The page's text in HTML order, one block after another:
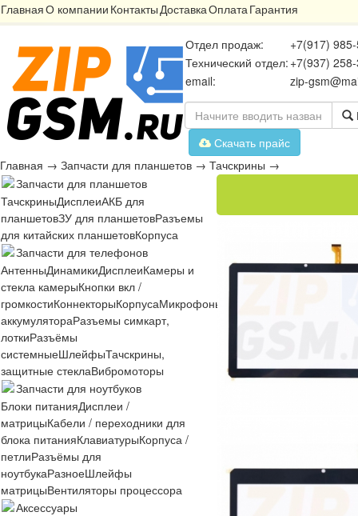
ГлавнаяО компании КонтактыДоставкаОплатаГарантия
Отдел продаж:
+7(917)
Технический отдел: +7(937)
email:
zip-
Скачать прайс
Главная → Запчасти для планшетов → Тачскрины →
Запчасти для планшетов
ТачскриныДисплеиАКБ для
планшетовЗУ для планшетовРазъемы
для китайских планшетовКорпуса
Запчасти для телефонов
АнтенныДинамикиДисплеиКамеры и
стекла камерыКнопки вкл /
громкостиКоннекторыКорпусаМикрофоны Микросхемы
аккумулятораРазъемы симкарт,
лоткиРазъёмы
системныеШлейфыТачскрины,
защитные стеклаВибромоторы
Запчасти для ноутбуков
Блоки питанияДисплеи /
матрицыКабели / переходники для
блока питанияКлавиатурыКорпуса /
петлиРазъёмы для
ноутбукаРазноеШлейфы
матрицыВентиляторы процессора
Аксессуары